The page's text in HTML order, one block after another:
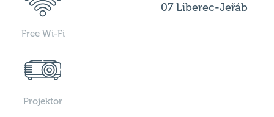
Free Wi-Fi
Projektor
07 Liberec-Jeřáb